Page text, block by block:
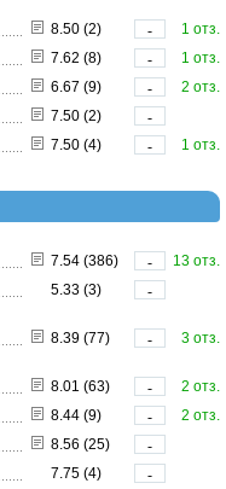
8.50 (2) -
1 отз.
7.62 (8) -
1 отз.
6.67 (9) -
2 отз.
7.50 (2)
-
7.50 (4) - 1 отз.
7.54 (386) -
13 отз.
5.33 (3)
-
8.39 (77) -
3 отз.
8.01 (63) -
2 отз.
8.44 (9) -
2 отз.
8.56 (25)
-
7.75 (4)
-